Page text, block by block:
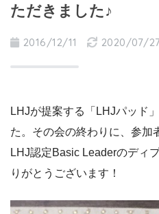
ただきました♪
2016/12/11 2020/07/
LHJが提案する「LHJパッド
た。その会の終わりに、参加
LHJ認定Basic Leaderのディ
りがとうございます！